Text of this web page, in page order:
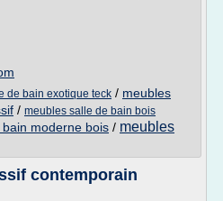
de bain exotique teck / meubles
/ meubles salle de bain bois
moderne bois / meubles
contemporain